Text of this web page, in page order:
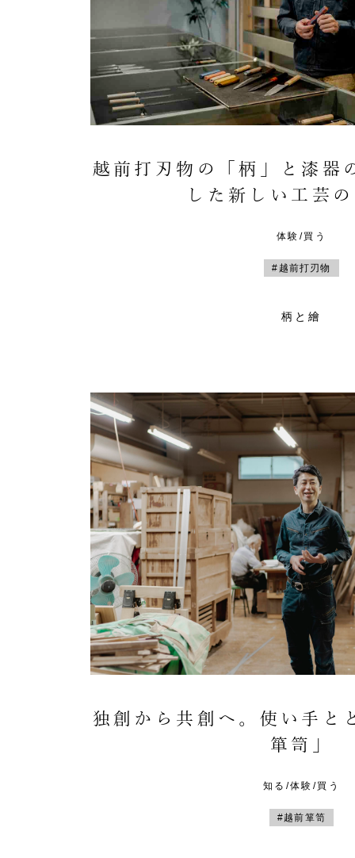
越前打刃物の「柄」と漆器
した新しい工芸
体験/買う
#越前打刃物
柄と繪
独創から共創へ。使い手と
箪笥」
知る/体験/買う
#越前箪笥